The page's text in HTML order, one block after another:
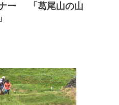
ー 「葛尾山の山